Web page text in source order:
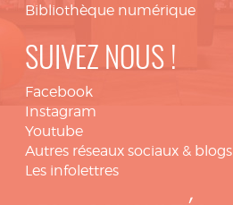
Bibliothèque numérique
SUIVEZ NOUS !
Facebook
Instagram
Youtube
Autres réseaux sociaux & blogs
Les infolettres